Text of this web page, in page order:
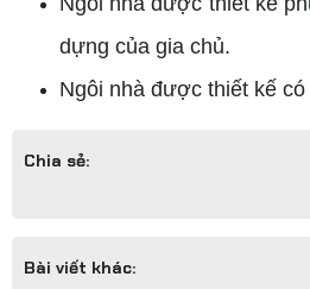
dựng của gia chủ.
Ngôi nhà được thiết kế
Chia sẻ:
Bài viết khác: